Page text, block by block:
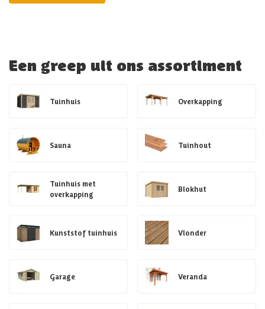
Een greep uit ons assortiment
Tuinhuis Overkapping
Sauna Tuinhout
Tuinhuis met
overkapping
Blokhut
Kunststof tuinhuis Vlonder
Garage Veranda